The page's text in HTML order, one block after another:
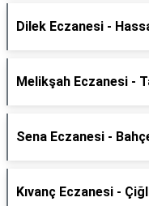
Dilek Eczanesi -
Melikşah Eczanesi -
Sena Eczanesi -
Kıvanç Eczanesi -